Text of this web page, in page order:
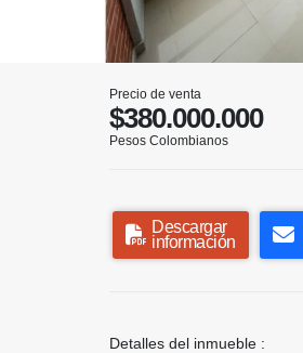
Precio de venta
$380.000.000
Pesos Colombianos
Descargar
información
Detalles del inmueble :